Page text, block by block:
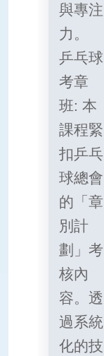
與專注
力。
乒乓球
考章
班: 本
課程緊
扣乒乓
球總會
的「章
別計
劃」考
核內
容。透
過系統
化的技